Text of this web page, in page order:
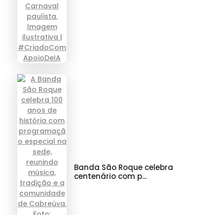
Banda São Roque celebra
centenário com p...